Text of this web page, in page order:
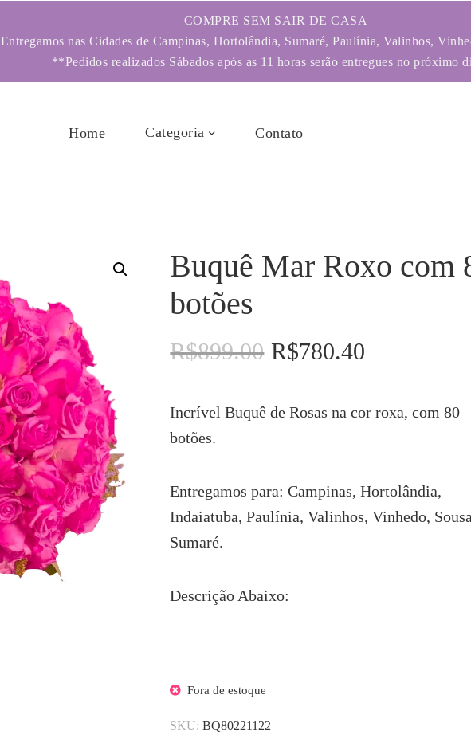
COMPRE SEM SAIR DE CASA
Entregamos nas Cidades de Campinas, Hortolândia, Sumaré, Paulínia, Valinhos,
**Pedidos realizados Sábados após as 11 horas serão entregues no próximo
Home Categoria Contato
Buquê Mar Roxo com
botões
R$899.00 O
era:
R$780.40
é:
Incrível Buquê de Rosas na cor roxa, com 80
botões.
Entregamos para: Campinas, Hortolândia,
Indaiatuba, Paulínia, Valinhos, Vinhedo,
Sumaré.
Descrição Abaixo:
Fora de estoque
SKU:BQ80221122